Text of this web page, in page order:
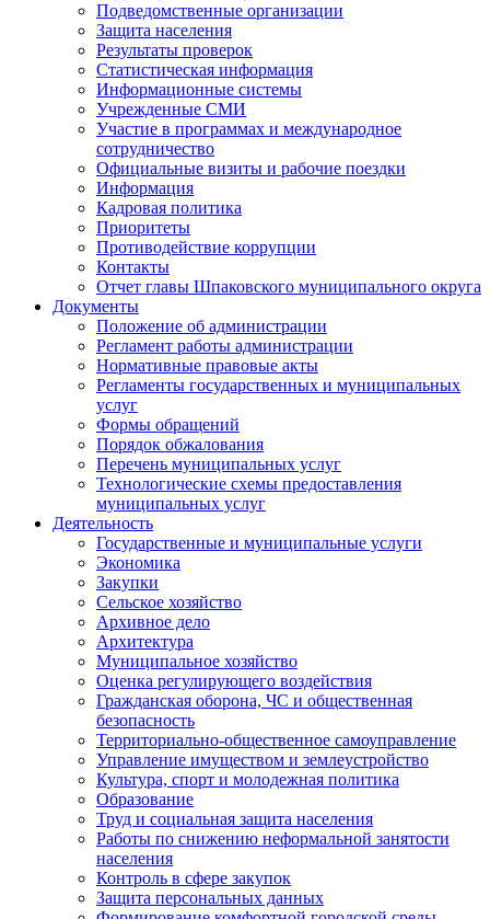
Подведомственные организации
Защита населения
Результаты проверок
Статистическая информация
Информационные системы
Учрежденные СМИ
Участие в программах и международное
сотрудничество
Официальные визиты и рабочие поездки
Информация
Кадровая политика
Приоритеты
Противодействие коррупции
Контакты
Отчет главы Шпаковского муниципального округа
Документы
Положение об администрации
Регламент работы администрации
Нормативные правовые акты
Регламенты государственных и муниципальных
услуг
Формы обращений
Порядок обжалования
Перечень муниципальных услуг
Технологические схемы предоставления
муниципальных услуг
Деятельность
Государственные и муниципальные услуги
Экономика
Закупки
Сельское хозяйство
Архивное дело
Архитектура
Муниципальное хозяйство
Оценка регулирующего воздействия
Гражданская оборона, ЧС и общественная
безопасность
Территориально-общественное самоуправление
Управление имуществом и землеустройство
Культура, спорт и молодежная политика
Образование
Труд и социальная защита населения
Работы по снижению неформальной занятости
населения
Контроль в сфере закупок
Защита персональных данных